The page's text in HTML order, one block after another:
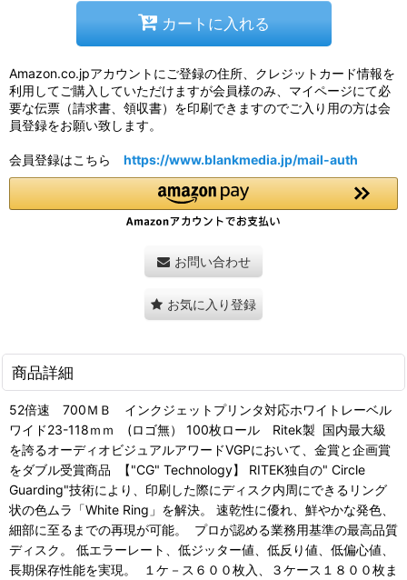
カートに入れる
Amazon.co.jpアカウントにご登録の住所、クレジットカード情報を
利用してご購入していただけますが会員様のみ、マイページにて必
要な伝票（請求書、領収書）を印刷できますのでご入り用の方は会
員登録をお願い致します。
会員登録はこちら https://www.blankmedia.jp/mail-auth
お問い合わせ
お気に入り登録
商品詳細
52倍速 700ＭＢ インクジェットプリンタ対応ホワイトレーベル
ワイド23-118ｍｍ (ロゴ無） 100枚ロール Ritek製 国内最大級
を誇るオーディオビジュアルアワードVGPにおいて、金賞と企画賞
をダブル受賞商品 【"CG" Technology】 RITEK独自の" Circle
Guarding"技術により、印刷した際にディスク内周にできるリング
状の色ムラ「White Ring」を解決。 速乾性に優れ、鮮やかな発色、
細部に至るまでの再現が可能。 プロが認める業務用基準の最高品質
ディスク。 低エラーレート、低ジッター値、低反り値、低偏心値、
長期保存性能を実現。 １ケ－ス６００枚入、３ケース１８００枚ま